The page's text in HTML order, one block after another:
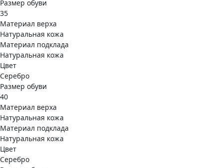
Размер обуви
35
Материал верха
Натуральная кожа
Материал подклада
Натуральная кожа
Цвет
Серебро
Размер обуви
40
Материал верха
Натуральная кожа
Материал подклада
Натуральная кожа
Цвет
Серебро